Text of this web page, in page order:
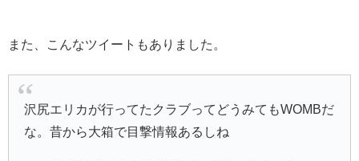
また、こんなツイートもありました。
沢尻エリカが行ってたクラブってどうみてもWOMBだ
な。昔から大箱で目撃情報あるしね